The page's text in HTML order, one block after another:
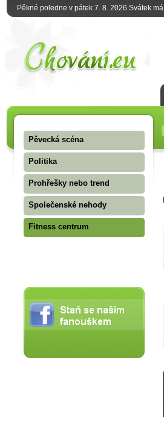
Pěkné poledne v pátek 7. 8. 2026 Svátek má
Pěvecká scéna
Politika
Prohřešky nebo trend
Společenské nehody
Fitness centrum